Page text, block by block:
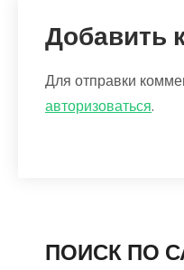
Добавить
Для отправки
авторизоваться.
ПОИСК ПО